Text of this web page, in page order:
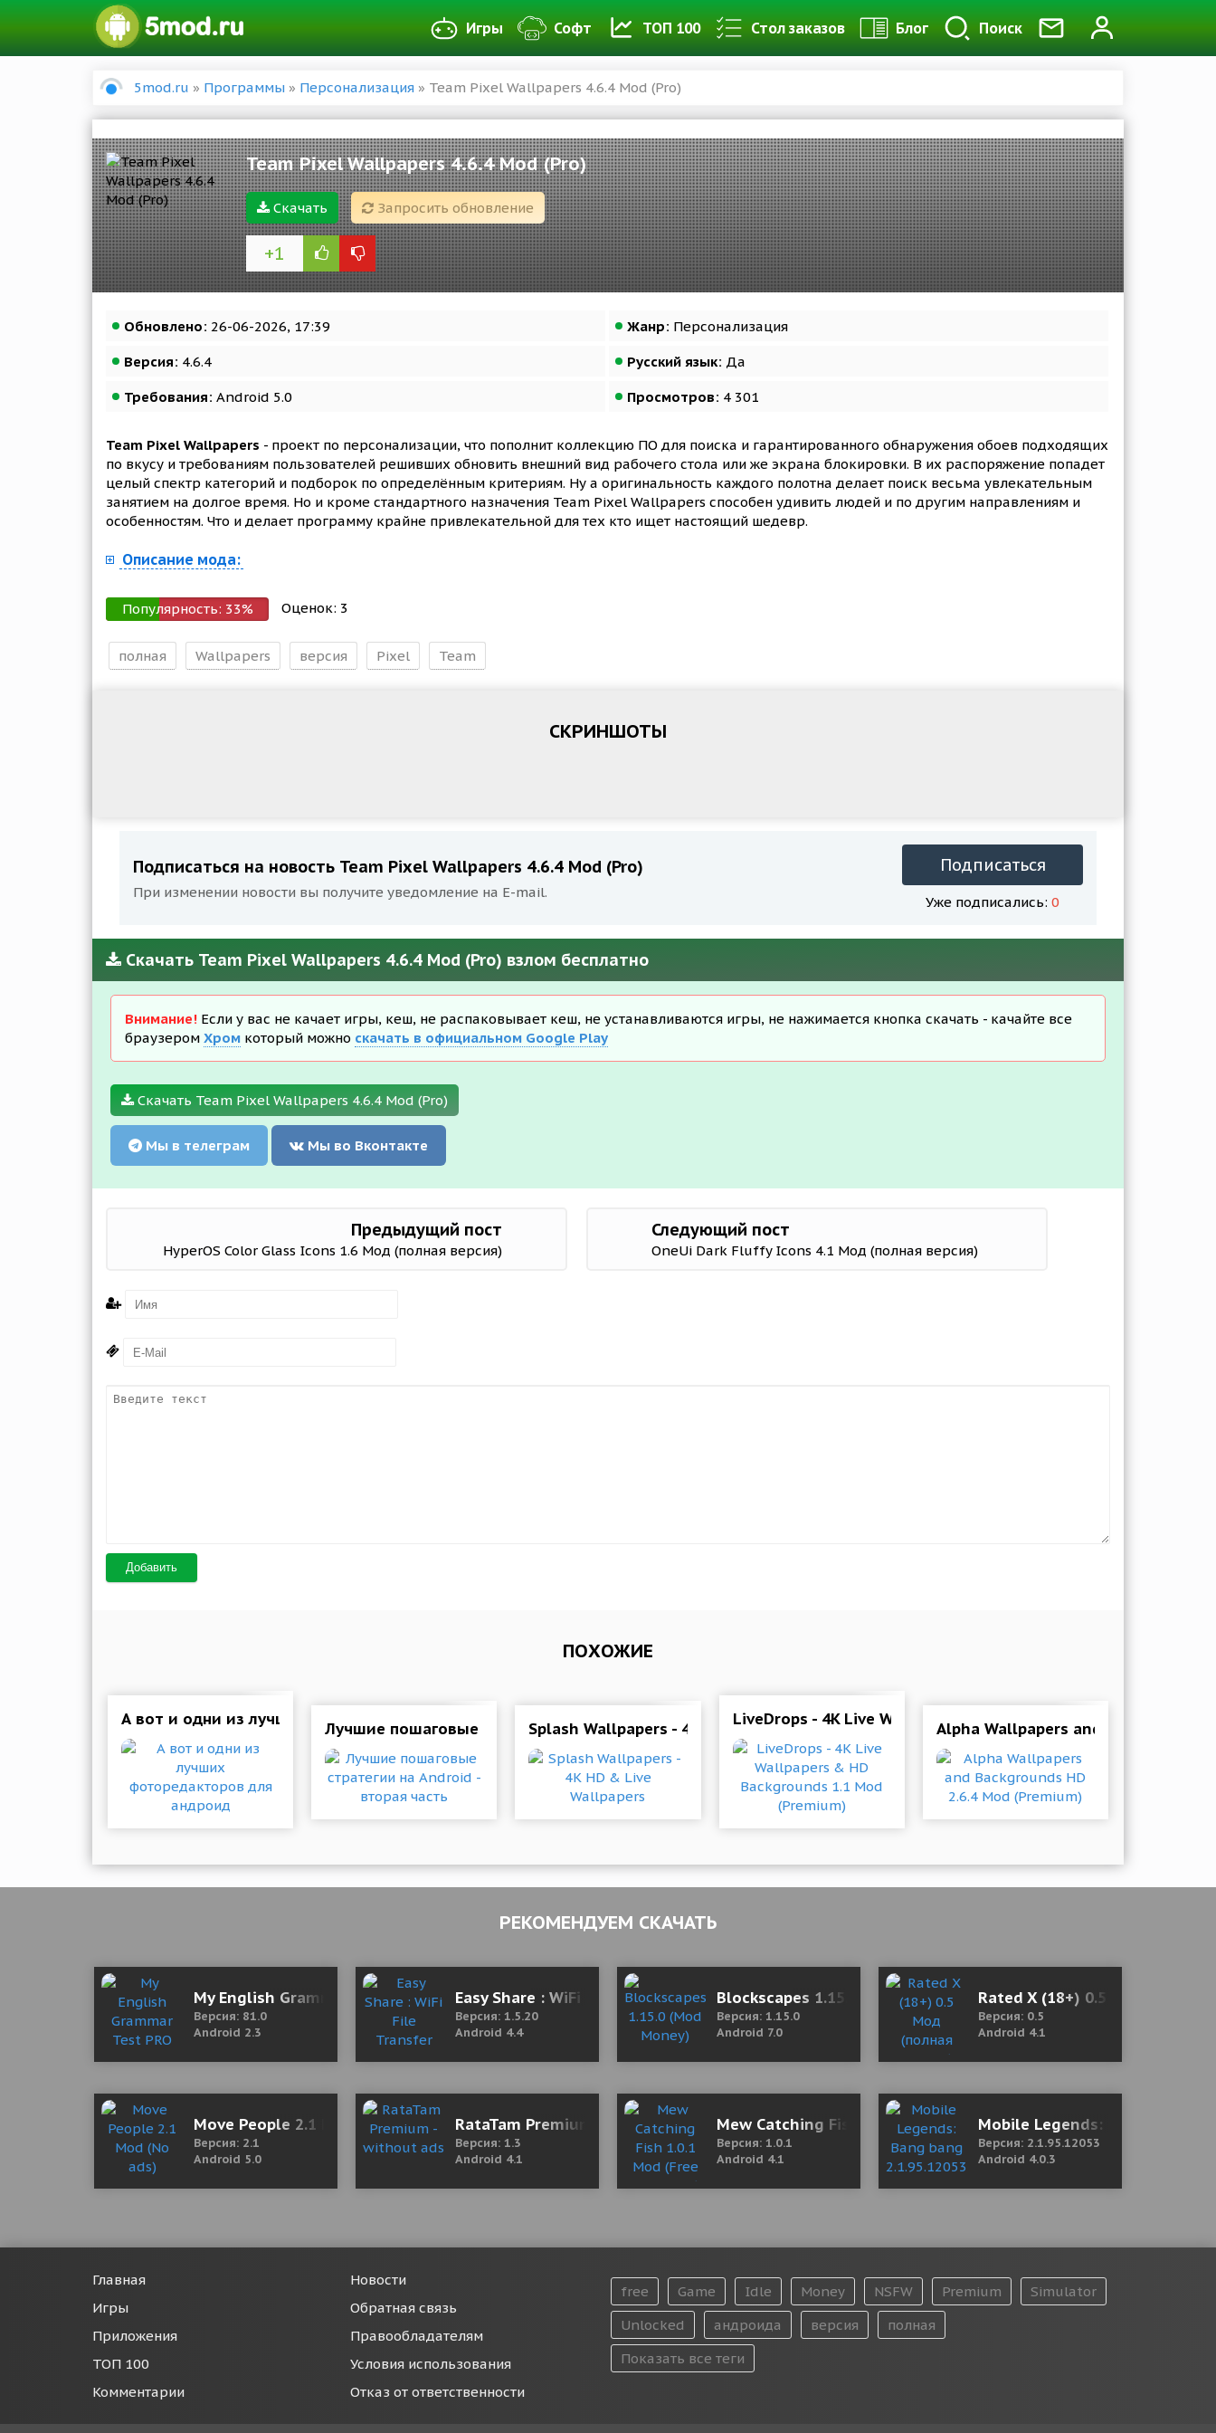
Игры Софт ТОП 100 Стол заказов Блог Поиск
5mod.ru » Программы » Персонализация » Team Pixel Wallpapers 4.6.4 Mod (Pro)
Team Pixel Wallpapers 4.6.4 Mod (Pro)
Скачать Запросить обновление
+1
Обновлено: 26-06-2026, 17:39 Жанр: Персонализация
Версия: 4.6.4 Русский язык: Да
Требования: Android 5.0 Просмотров: 4 301
Team Pixel Wallpapers - проект по персонализации, что пополнит коллекцию ПО для поиска и гарантированного обнаружения обоев подходящих
по вкусу и требованиям пользователей решивших обновить внешний вид рабочего стола или же экрана блокировки. В их распоряжение попадет
целый спектр категорий и подборок по определённым критериям. Ну а оригинальность каждого полотна делает поиск весьма увлекательным
занятием на долгое время. Но и кроме стандартного назначения Team Pixel Wallpapers способен удивить людей и по другим направлениям и
особенностям. Что и делает программу крайне привлекательной для тех кто ищет настоящий шедевр.
Описание мода:
Популярность: 33% Оценок: 3
полная Wallpapers версия Pixel Team
СКРИНШОТЫ
Подписаться на новость Team Pixel Wallpapers 4.6.4 Mod (Pro)
При изменении новости вы получите уведомление на E-mail.
Подписаться
Уже подписались: 0
Скачать Team Pixel Wallpapers 4.6.4 Mod (Pro) взлом бесплатно
Внимание! Если у вас не качает игры, кеш, не распаковывает кеш, не устанавливаются игры, не нажимается кнопка скачать - качайте все
браузером Хром который можно скачать в официальном Google Play
Скачать Team Pixel Wallpapers 4.6.4 Mod (Pro)
Мы в телеграм Мы во Вконтакте
Предыдущий пост
HyperOS Color Glass Icons 1.6 Мод (полная версия)
Следующий пост
OneUi Dark Fluffy Icons 4.1 Мод (полная версия)
Добавить
ПОХОЖИЕ
А вот и одни из лучших фоторедакторов для андроид
Лучшие пошаговые стратегии на Android - вторая часть
Splash Wallpapers - 4K HD & Live WallpapersLiveDrops - 4K Live Wallpapers & HD Backgrounds 1.1 Mod
Alpha Wallpapers and Backgrounds
РЕКОМЕНДУЕМ СКАЧАТЬ
My English Grammar Test PRO 81.0 Мод (полная версия)
Версия: 81.0
Android 2.3
Easy Share : WiFi File Transfer 1.5.20 Mod (Unlocked)
Версия: 1.5.20
Android 4.4
Blockscapes 1.15.0 (Mod Money)
Версия: 1.15.0
Android 7.0
Rated X (18+) 0.5 Мод (полная
Версия: 0.5
Android 4.1
Move People 2.1 Mod (No ads)
Версия: 2.1
Android 5.0
RataTam Premium - without ads
Версия: 1.3
Android 4.1
Mew Catching Fish 1.0.1 Mod (Free Shopping)
Версия: 1.0.1
Android 4.1
Mobile Legends: Bang bang
Версия: 2.1.95.12053
Android 4.0.3
Главная
Игры
Приложения
ТОП 100
Комментарии
Новости
Обратная связь
Правообладателям
Условия использования
Отказ от ответственности
free Game Idle Money NSFW Premium
Simulator
Unlocked
андроида версия
полная
Показать все теги